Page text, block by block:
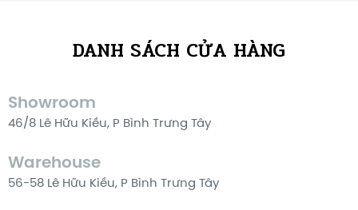
DANH SÁCH CỬA HÀNG
Showroom
46/8 Lê Hữu Kiều, P Bình Trưng Tây
Warehouse
56-58 Lê Hữu Kiều, P Bình Trưng Tây